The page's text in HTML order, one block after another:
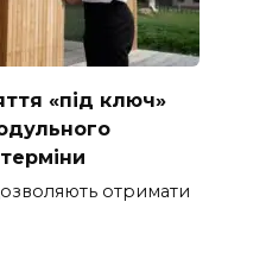
«під ключ»
отримати